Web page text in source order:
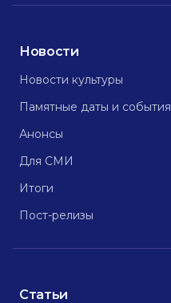
Новости
Новости культуры
Памятные даты и события
Анонсы
Для СМИ
Итоги
Пост-релизы
Статьи